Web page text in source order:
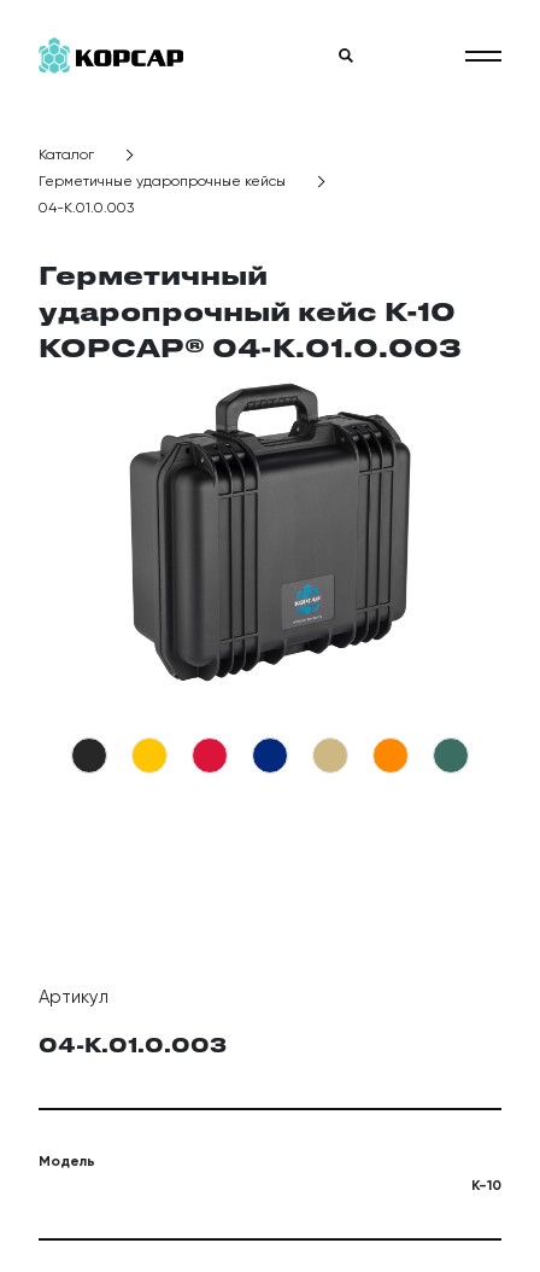
Каталог
Герметичные ударопрочные кейсы
04-K.01.0.003
Герметичный
ударопрочный кейс К-10
КОРСАР® 04-K.01.0.003
Артикул
04-K.01.0.003
Модель
К-10